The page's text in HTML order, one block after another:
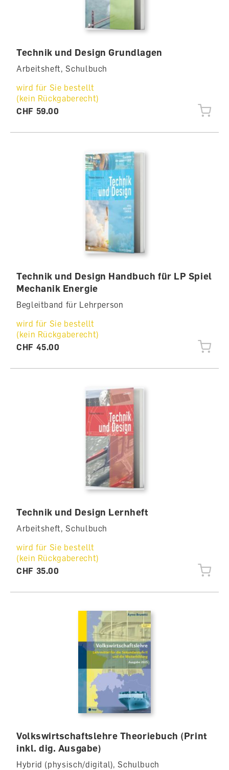
Technik und Design Grundlagen
Arbeitsheft, Schulbuch
wird für Sie bestellt
(kein Rückgaberecht)
CHF 59.00
Technik und Design Handbuch für LP Spiel
Mechanik Energie
Begleitband für Lehrperson
wird für Sie bestellt
(kein Rückgaberecht)
CHF 45.00
Technik und Design Lernheft
Arbeitsheft, Schulbuch
wird für Sie bestellt
(kein Rückgaberecht)
CHF 35.00
Volkswirtschaftslehre Theoriebuch (Print
inkl. dig. Ausgabe)
Hybrid (physisch/digital), Schulbuch